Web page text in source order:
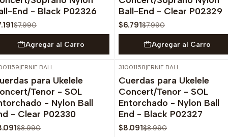
End - Black P02326
$7.990
Agregar al Carro
Ball-End - Clear P02329
$6.791$7.990
Agregar al Carro
OFF
|ERNIE BALL
para Ukelele
Tenor - SOL
- Nylon Ball
- Clear P02330
$8.990
OFF
31001158|ERNIE BALL
Cuerdas para Ukelele
Concert/Tenor - SOL
Entorchado - Nylon Ball
End - Black P02327
$8.091$8.990